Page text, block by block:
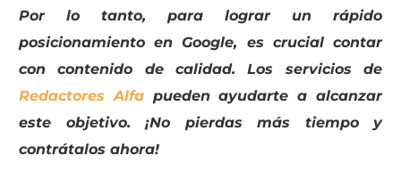
Por lo tanto, para lograr un rápido
posicionamiento en Google, es crucial contar
con contenido de calidad. Los servicios de
Redactores Alfapueden ayudarte a alcanzar
este objetivo. ¡No pierdas más tiempo y
contrátalos ahora!